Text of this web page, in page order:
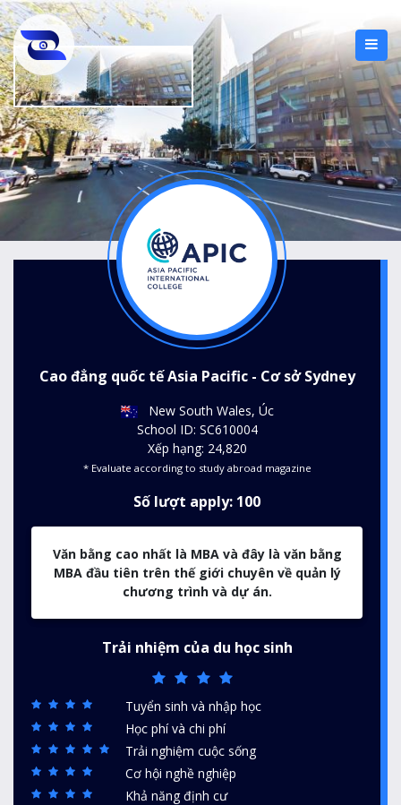
Cao đẳng quốc tế Asia Pacific - Cơ sở Sydney
New South Wales, Úc
School ID: SC610004
Xếp hạng: 24,820
* Evaluate according to study abroad magazine
Số lượt apply: 100
Văn bằng cao nhất là MBA và đây là văn bằng
MBA đầu tiên trên thế giới chuyên về quản lý
chương trình và dự án.
Trải nhiệm của du học sinh
Tuyển sinh và nhập học
Học phí và chi phí
Trải nghiệm cuộc sống
Cơ hội nghề nghiệp
Khả năng định cư